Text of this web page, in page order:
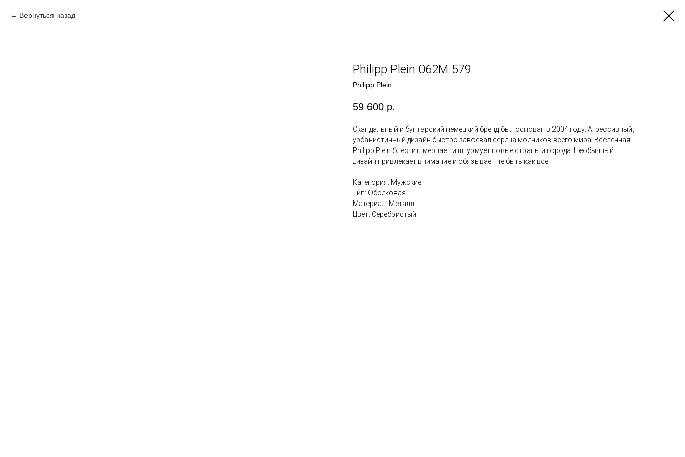
Вернуться назад
Philipp Plein 062M 579
Philipp Plein
59 600 р.
Скандальный и бунтарский немецкий бренд был основан в 2004 году. Агрессивный,
урбанистичный дизайн быстро завоевал сердца модников всего мира. Вселенная
Philipp Plein блестит, мерцает и штурмует новые страны и города. Необычный
дизайн привлекает внимание и обязывает не быть как все.
Категория: Мужские
Тип: Ободковая
Материал: Металл
Цвет: Серебристый